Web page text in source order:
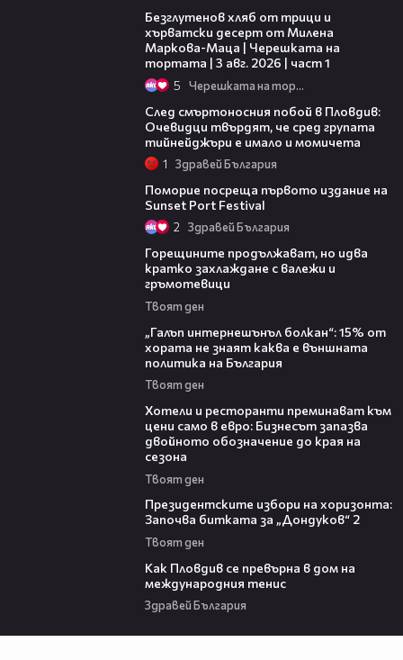
Безглутенов хляб от трици и
хърватски десерт от Милена
Маркова-Маца | Черешката на
тортата | 3 авг. 2026 | част 1
5 Черешката на тортата
След смъртоносния побой в Пловдив:
Очевидци твърдят, че сред групата
тийнейджъри е имало и момичета
1 Здравей България
Поморие посреща първото издание на
Sunset Port Festival
2 Здравей България
Горещините продължават, но идва
кратко захлаждане с валежи и
гръмотевици
Твоят ден
„Галъп интернешънъл болкан“: 15% от
хората не знаят каква е външната
политика на България
Твоят ден
Хотели и ресторанти преминават към
цени само в евро: Бизнесът запазва
двойното обозначение до края на
сезона
Твоят ден
Президентските избори на хоризонта:
Започва битката за „Дондуков“ 2
Твоят ден
Как Пловдив се превърна в дом на
международния тенис
Здравей България